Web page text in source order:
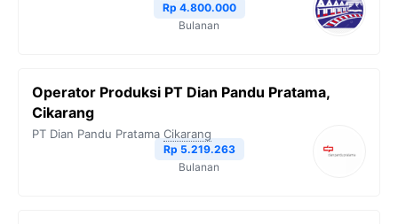
Rp 4.800.000
Bulanan
Operator Produksi PT Dian Pandu Pratama,
Cikarang
PT Dian Pandu Pratama Cikarang
Rp 5.219.263
Bulanan